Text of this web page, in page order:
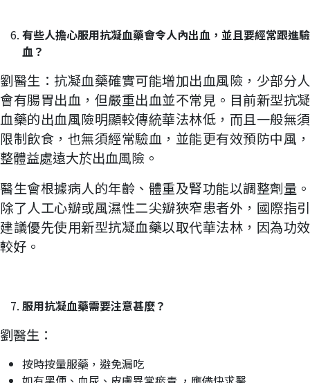
有些人擔心服用抗凝血藥會令人內出血，並且要經常跟進驗
血 ？
劉醫生：抗凝血藥確實可能增加出血風險，少部分人
會有腸胃出血，但嚴重出血並不常見。目前新型抗凝
血藥的出血風險明顯較傳統華法林低，而且一般無須
限制飲食，也無須經常驗血，並能更有效預防中風，
整體益處遠大於出血風險。
醫生會根據病人的年齡、體重及腎功能以調整劑量。
除了人工心瓣或風濕性二尖瓣狹窄患者外，國際指引
建議優先使用新型抗凝血藥以取代華法林，因為功效
較好。
服用抗凝血藥需要注意甚麼？
劉醫生：
按時按量服藥，避免漏吃